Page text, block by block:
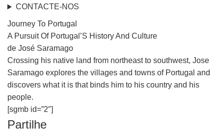
CONTACTE-NOS
Journey To Portugal
A Pursuit Of Portugal’S History And Culture
de José Saramago
Crossing his native land from northeast to southwest, Jose
Saramago explores the villages and towns of Portugal and
discovers what it is that binds him to his country and his
people.
[sgmb id=”2″]
Partilhe